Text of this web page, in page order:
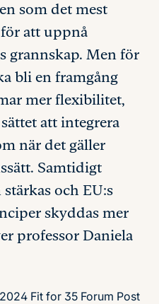
som det mest
att uppnå
grannskap. Men för
bli en framgång
mer flexibilitet,
att integrera
när det gäller
Samtidigt
och EU:s
skyddas mer
professor Daniela
Fit for 35 Forum Post